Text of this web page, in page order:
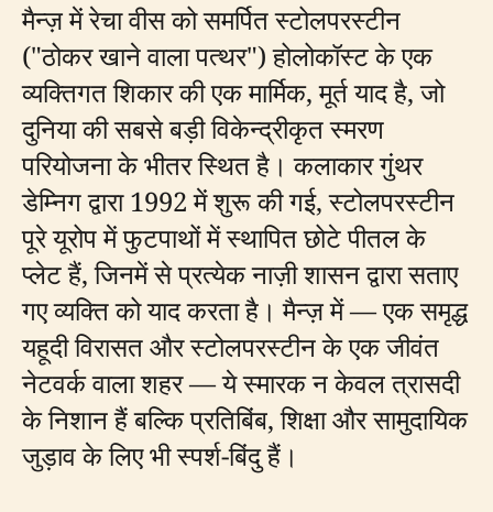
मैन्ज़ में रेचा वीस को समर्पित स्टोलपरस्टीन
("ठोकर खाने वाला पत्थर") होलोकॉस्ट के एक
व्यक्तिगत शिकार की एक मार्मिक, मूर्त याद है, जो
दुनिया की सबसे बड़ी विकेन्द्रीकृत स्मरण
परियोजना के भीतर स्थित है। कलाकार गुंथर
डेम्निग द्वारा 1992 में शुरू की गई, स्टोलपरस्टीन
पूरे यूरोप में फुटपाथों में स्थापित छोटे पीतल के
प्लेट हैं, जिनमें से प्रत्येक नाज़ी शासन द्वारा सताए
गए व्यक्ति को याद करता है। मैन्ज़ में — एक समृद्ध
यहूदी विरासत और स्टोलपरस्टीन के एक जीवंत
नेटवर्क वाला शहर — ये स्मारक न केवल त्रासदी
के निशान हैं बल्कि प्रतिबिंब, शिक्षा और सामुदायिक
जुड़ाव के लिए भी स्पर्श-बिंदु हैं।